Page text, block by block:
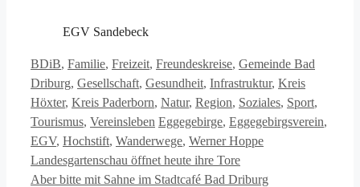
EGV Sandebeck
Kategorien
BDiB, Familie, Freizeit, Freundeskreise, Gemeinde Bad
Driburg, Gesellschaft, Gesundheit, Infrastruktur, Kreis
Höxter, Kreis Paderborn, Natur, Region, Soziales, Sport,
Tourismus, Vereinsleben Schlagwörter
Eggegebirge, Eggegebirgsverein,
EGV, Hochstift, Wanderwege, Werner Hoppe
Landesgartenschau öffnet heute ihre Tore
Aber bitte mit Sahne im Stadtcafé Bad Driburg